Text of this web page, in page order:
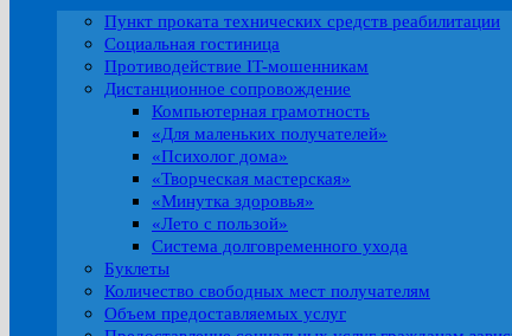
Пункт проката технических средств реабилитации
Социальная гостиница
Противодействие IT-мошенникам
Дистанционное сопровождение
Компьютерная грамотность
«Для маленьких получателей»
«Психолог дома»
«Творческая мастерская»
«Минутка здоровья»
«Лето с пользой»
Система долговременного ухода
Буклеты
Количество свободных мест получателям
Объем предоставляемых услуг